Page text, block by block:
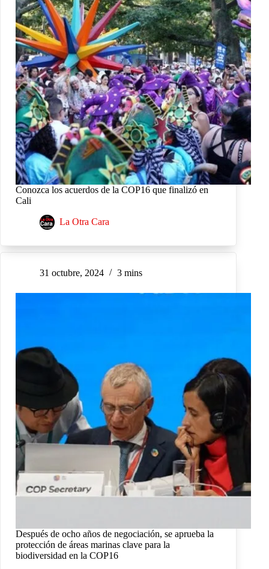
Conozca los acuerdos de la COP16 que finalizó en
Cali
La Otra Cara
31 octubre, 2024 3 mins
Después de ocho años de negociación, se aprueba la
protección de áreas marinas clave para la
biodiversidad en la COP16